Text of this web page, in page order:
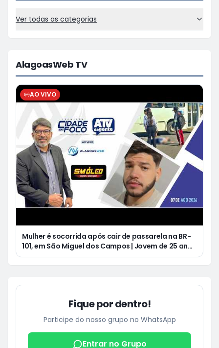
Ver todas as categorias
AlagoasWeb TV
AO VIVO
Mulher é socorrida após cair de passarela na BR-
101, em São Miguel dos Campos | Jovem de 25 anos
morre após acidente de moto no Distrito
Fique por dentro!
Participe do nosso grupo no WhatsApp
Entrar no Grupo